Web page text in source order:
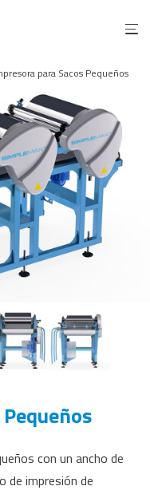
para Sacos Pequeños
con un ancho de
de impresión de